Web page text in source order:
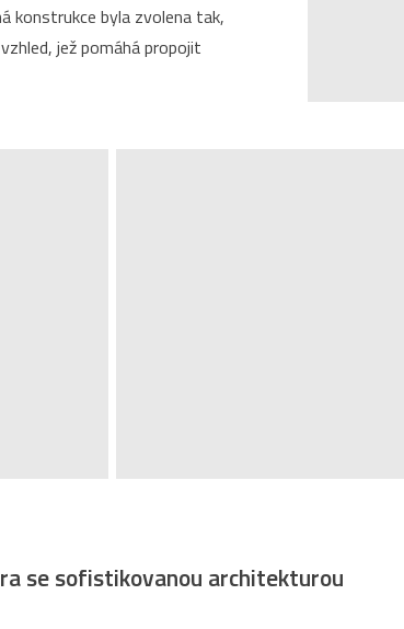
konstrukce byla zvolena tak,
jež pomáhá propojit
se sofistikovanou architekturou